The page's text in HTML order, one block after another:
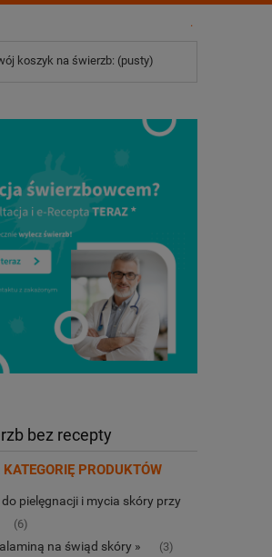
.
koszyk na świerzb: (pusty)
bez recepty
PRODUKTÓW
pielęgnacji i mycia skóry przy
(6)
na świąd skóry » (3)